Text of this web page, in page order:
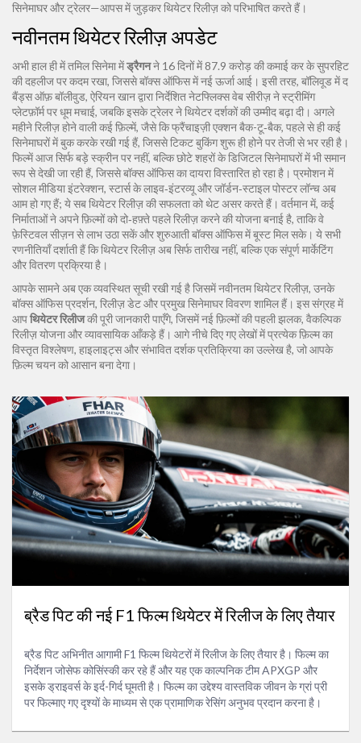
सिनेमाघर और ट्रेलर—आपस में जुड़कर थियेटर रिलीज़ को परिभाषित करते हैं।
नवीनतम थियेटर रिलीज़ अपडेट
अभी हाल ही में तमिल सिनेमा मेंड्रैगनने 16 दिनों में 87.9 करोड़ की कमाई कर के सुपरहिट
की दहलीज पर कदम रखा, जिससे बॉक्स ऑफिस में नई ऊर्जा आई। इसी तरह, बॉलिवूड मेंद
बैंड्स ऑफ़ बॉलीवुड, ऐरियन खान द्वारा निर्देशित नेटफ्लिक्स वेब सीरीज़ने स्ट्रीमिंग
प्लेटफ़ॉर्म पर धूम मचाई, जबकि इसके ट्रेलर ने थियेटर दर्शकों की उम्मीद बढ़ा दी। अगले
महीने रिलीज़ होने वाली कई फ़िल्में, जैसे कि फ्रैंचाइज़ी एक्शन बैक-टू‑बैक, पहले से ही कई
सिनेमाघरों में बुक करके रखी गई हैं, जिससे टिकट बुकिंग शुरू ही होने पर तेजी से भर रही है।
फिल्में आज सिर्फ बड़े स्क्रीन पर नहीं, बल्कि छोटे शहरों के डिजिटल सिनेमाघरों में भी समान
रूप से देखी जा रही हैं, जिससे बॉक्स ऑफिस का दायरा विस्तारित हो रहा है। प्रमोशन में
सोशल मीडिया इंटरेक्शन, स्टार्स के लाइव‑इंटरव्यू और जॉर्डन‑स्टाइल पोस्टर लॉन्च अब
आम हो गए हैं; ये सब थियेटर रिलीज़ की सफलता को थेट असर करते हैं। वर्तमान में, कई
निर्माताओं ने अपने फ़िल्मों को दो‑हफ़्ते पहले रिलीज़ करने की योजना बनाई है, ताकि वे
फ़ेस्टिवल सीज़न से लाभ उठा सकें और शुरुआती बॉक्स ऑफिस में बूस्ट मिल सके। ये सभी
रणनीतियाँ दर्शाती हैं कि थियेटर रिलीज़ अब सिर्फ तारीख नहीं, बल्कि एक संपूर्ण मार्केटिंग
और वितरण प्रक्रिया है।
आपके सामने अब एक व्यवस्थित सूची रखी गई है जिसमें नवीनतम थियेटर रिलीज़, उनके
बॉक्स ऑफिस प्रदर्शन, रिलीज़ डेट और प्रमुख सिनेमाघर विवरण शामिल हैं। इस संग्रह में
आपथियेटर रिलीजकी पूरी जानकारी पाएँगे, जिसमें नई फ़िल्मों की पहली झलक, वैकल्पिक
रिलीज़ योजना और व्यावसायिक आँकड़े हैं। आगे नीचे दिए गए लेखों में प्रत्येक फ़िल्म का
विस्तृत विश्लेषण, हाइलाइट्स और संभावित दर्शक प्रतिक्रिया का उल्लेख है, जो आपके
फ़िल्म चयन को आसान बना देगा।
ब्रैड पिट की नई F1 फिल्म थियेटर में रिलीज के लिए तैयार
ब्रैड पिट अभिनीत आगामी F1 फिल्म थियेटरों में रिलीज के लिए तैयार है। फिल्म का
निर्देशन जोसेफ कोसिंस्की कर रहे हैं और यह एक काल्पनिक टीम APXGP और
इसके ड्राइवर्स के इर्द-गिर्द घूमती है। फिल्म का उद्देश्य वास्तविक जीवन के ग्रां प्री
पर फिल्माए गए दृश्यों के माध्यम से एक प्रामाणिक रेसिंग अनुभव प्रदान करना है।